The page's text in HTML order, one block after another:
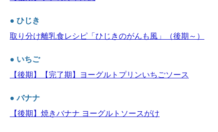
● ひじき
取り分け離乳食レシピ「ひじきのがんも風」（後期～）
● いちご
【後期】【完了期】ヨーグルトプリンいちごソース
● バナナ
【後期】焼きバナナ ヨーグルトソースがけ